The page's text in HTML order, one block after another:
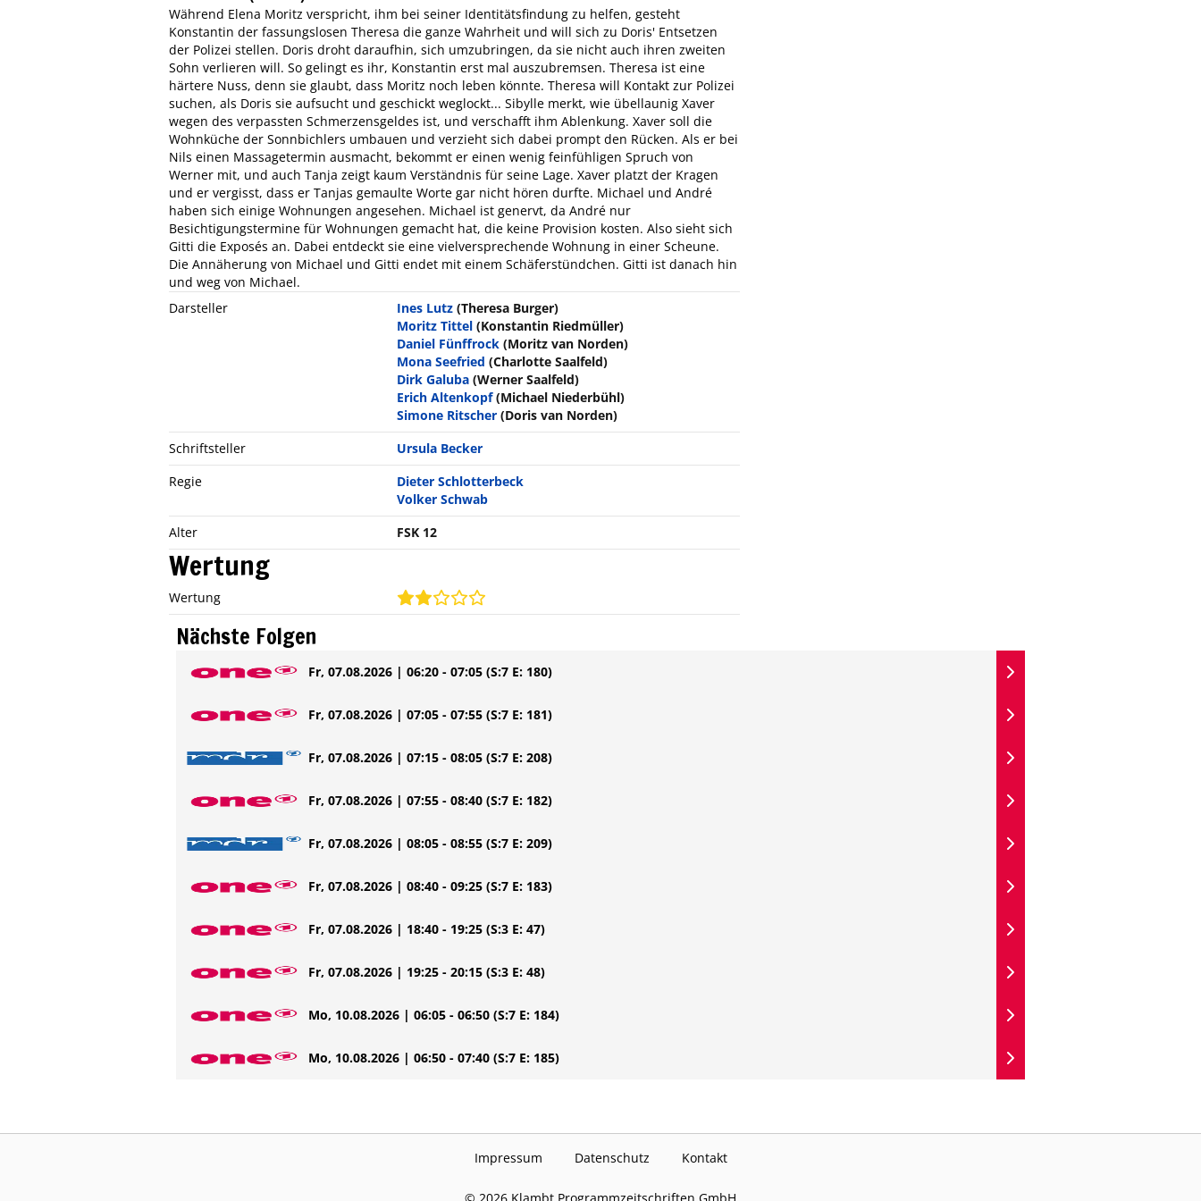
Während Elena Moritz verspricht, ihm bei seiner Identitätsfindung zu helfen, gesteht
Konstantin der fassungslosen Theresa die ganze Wahrheit und will sich zu Doris' Entsetzen
der Polizei stellen. Doris droht daraufhin, sich umzubringen, da sie nicht auch ihren zweiten
Sohn verlieren will. So gelingt es ihr, Konstantin erst mal auszubremsen. Theresa ist eine
härtere Nuss, denn sie glaubt, dass Moritz noch leben könnte. Theresa will Kontakt zur Polizei
suchen, als Doris sie aufsucht und geschickt weglockt... Sibylle merkt, wie übellaunig Xaver
wegen des verpassten Schmerzensgeldes ist, und verschafft ihm Ablenkung. Xaver soll die
Wohnküche der Sonnbichlers umbauen und verzieht sich dabei prompt den Rücken. Als er bei
Nils einen Massagetermin ausmacht, bekommt er einen wenig feinfühligen Spruch von
Werner mit, und auch Tanja zeigt kaum Verständnis für seine Lage. Xaver platzt der Kragen
und er vergisst, dass er Tanjas gemaulte Worte gar nicht hören durfte. Michael und André
haben sich einige Wohnungen angesehen. Michael ist genervt, da André nur
Besichtigungstermine für Wohnungen gemacht hat, die keine Provision kosten. Also sieht sich
Gitti die Exposés an. Dabei entdeckt sie eine vielversprechende Wohnung in einer Scheune.
Die Annäherung von Michael und Gitti endet mit einem Schäferstündchen. Gitti ist danach hin
und weg von Michael.
Darsteller
Ines Lutz (Theresa Burger)
Moritz Tittel (Konstantin Riedmüller)
Daniel Fünffrock (Moritz van Norden)
Mona Seefried (Charlotte Saalfeld)
Dirk Galuba (Werner Saalfeld)
Erich Altenkopf (Michael Niederbühl)
Simone Ritscher (Doris van Norden)
Schriftsteller
Ursula Becker
Regie
Dieter Schlotterbeck
Volker Schwab
Alter
FSK 12
Wertung
Wertung
Nächste Folgen
Fr, 07.08.2026 | 06:20 - 07:05 (S:7 E: 180)
Fr, 07.08.2026 | 07:05 - 07:55 (S:7 E: 181)
Fr, 07.08.2026 | 07:15 - 08:05 (S:7 E: 208)
Fr, 07.08.2026 | 07:55 - 08:40 (S:7 E: 182)
Fr, 07.08.2026 | 08:05 - 08:55 (S:7 E: 209)
Fr, 07.08.2026 | 08:40 - 09:25 (S:7 E: 183)
Fr, 07.08.2026 | 18:40 - 19:25 (S:3 E: 47)
Fr, 07.08.2026 | 19:25 - 20:15 (S:3 E: 48)
Mo, 10.08.2026 | 06:05 - 06:50 (S:7 E: 184)
Mo, 10.08.2026 | 06:50 - 07:40 (S:7 E: 185)
Impressum Datenschutz Kontakt